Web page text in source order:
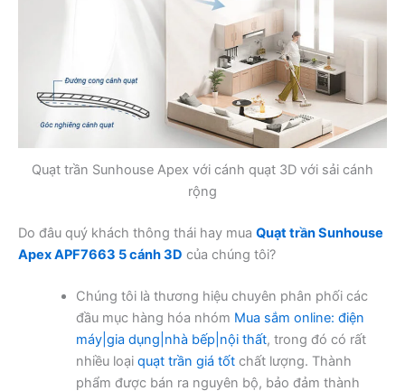
Quạt trần Sunhouse Apex với cánh quạt 3D với sải cánh
rộng
Do đâu quý khách thông thái hay mua Quạt trần Sunhouse
Apex APF7663 5 cánh 3D của chúng tôi?
Chúng tôi là thương hiệu chuyên phân phối các
đầu mục hàng hóa nhóm Mua sắm online: điện
máy|gia dụng|nhà bếp|nội thất, trong đó có rất
nhiều loại quạt trần giá tốtchất lượng. Thành
phẩm được bán ra nguyên bộ, bảo đảm thành